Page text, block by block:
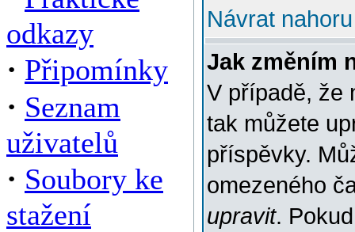
odkazy
· Připomínky
· Seznam
uživatelů
· Soubory ke
stažení
Návrat nahoru
Jak změním
V případě, že
tak můžete
příspěvky.
omezeného
upravit.